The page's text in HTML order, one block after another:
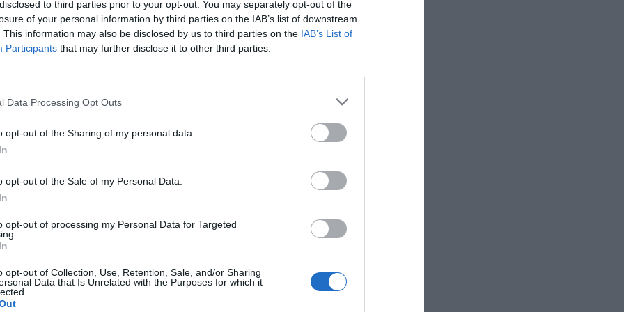
to third parties prior to your opt-out. You may separately opt-out of the
of your personal information by third parties on the IAB’s list of downstream
This information may also be disclosed by us to third parties on the IAB’s List of
Participants that may further disclose it to other third parties.
Data Processing Opt Outs
opt-out of the Sharing of my personal data.
opt-out of the Sale of my Personal Data.
opt-out of processing my Personal Data for Targeted
opt-out of Collection, Use, Retention, Sale, and/or Sharing
Data that Is Unrelated with the Purposes for which it
asistir es necesario inscribirse en el siguiente
se complete el aforo se abrirá una lista de
fuente preferida de Google
de actualidad.